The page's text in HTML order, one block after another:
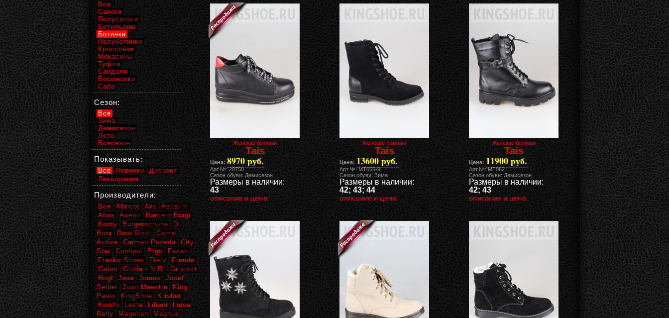
Женские ботинки
Tais
Женские ботинки
Tais
Женские ботинки
Tais
Цена: 8970 руб.
Арт.№: 20750
Сезон обуви: Демисезон
Размеры в наличии:
43
описание и цена
Цена: 13600 руб.
Арт.№: MT055-9
Сезон обуви: Зима
Размеры в наличии:
42; 43; 44
описание и цена
Цена: 11900 руб.
Арт.№: MT062
Сезон обуви: Демисезон
Размеры в наличии:
42; 43
описание и цена
Все
Сапоги
Полусапоги
Ботильоны
Ботинки
Полуботинки
Кроссовки
Мокасины
Туфли
Сандали
Босоножки
Сабо
Сезон:
Все
Зима
Демисезон
Лето
Всесезон
Показывать:
Все Новинки
Дисконт
Ликвидация
Производители:
Все Abricot Ara
Ascalini
Atwa
Avenir
Barcelo Biagi
Bonty
Burgerschuhe
Di
Bora
Dino Ricci
Camel
Active
Carmen Poveda
City
Star
Conhpol Ergo
Fasan
Franko Shoes
Fretz
Freude
Gabor
Gloria - N.R.
Grisport
Hogl
Jana Jomos
Josef
Seibel
Juan Maestre
King
Paolo
KingShoe
Krisbut
Kumfo
Lesta Liliani
Luisa
Belly
Magellan
Magnus